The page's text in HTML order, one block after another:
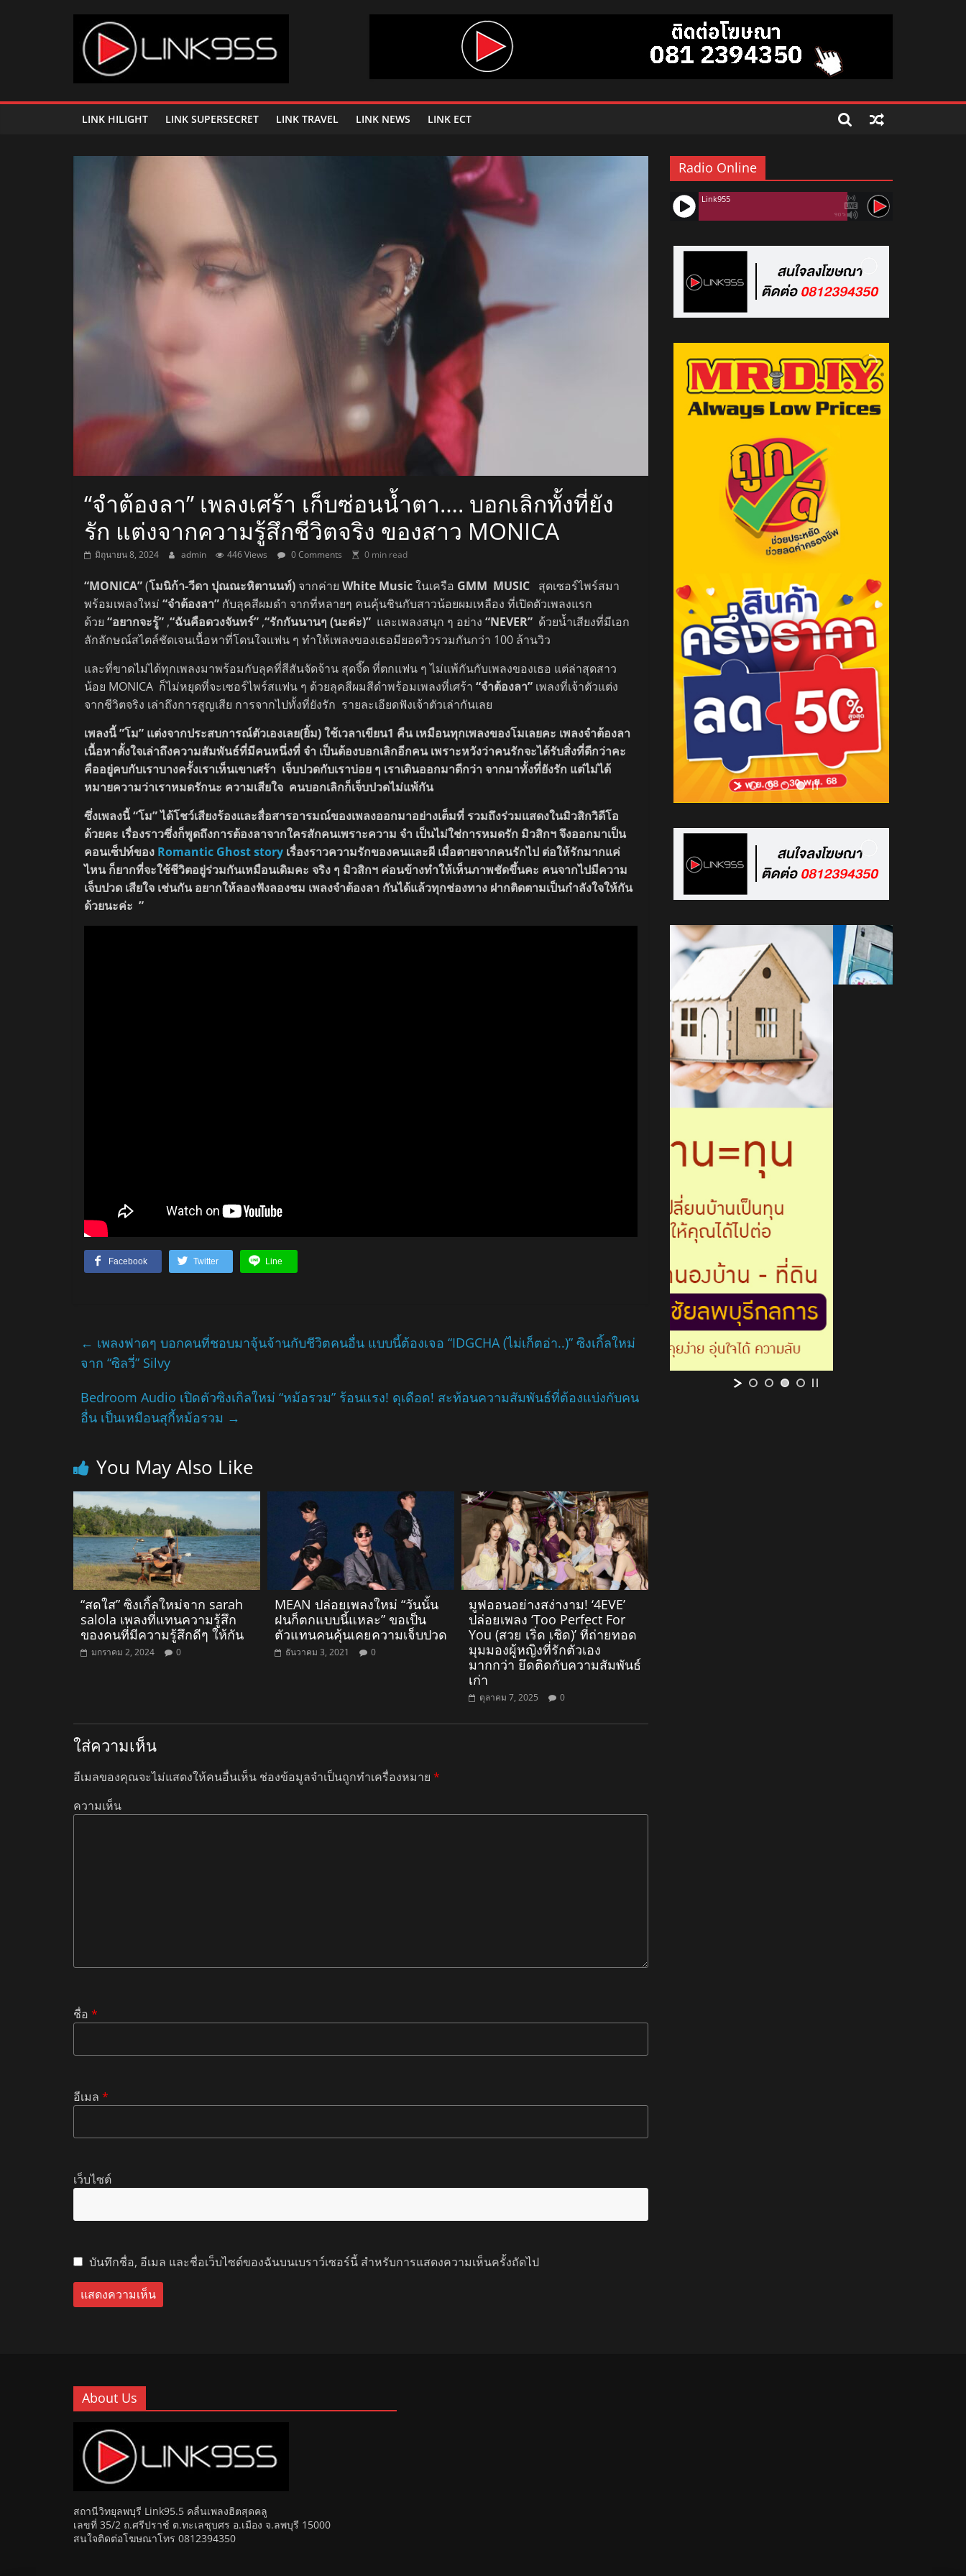
Link
95.5
คลื่น
เพลง
ฮิต
สถานี
FM
ลพบุรี
สถานี
ลพบุรี
วิทยุ
FM
ลพบุรี
LINK HILIGHT LINK SUPERSECRET LINK TRAVEL LINK NEWS LINK ECT
“จำต้องลา” เพลงเศร้า เก็บซ่อนน้ำตา…. บอกเลิกทั้งที่ยัง
รัก แต่งจากความรู้สึกชีวิตจริง ของสาว MONICA
มิถุนายน 8, 2024 admin 446 Views 0 Comments 0 min read
“MONICA”(โมนิก้า-วีดา ปุณณะหิตานนท์) จากค่าย White Musicในเครือ GMM MUSIC สุดเซอร์ไพร์สมา
พร้อมเพลงใหม่ “จำต้องลา” กับลุคสีผมดำ จากที่หลายๆ คนคุ้นชินกับสาวน้อยผมเหลือง ที่เปิดตัวเพลงแรก
ด้วย “อยากจะรู้” ,“ฉันคือดวงจันทร์” ,“รักกันนานๆ (นะค่ะ)” และเพลงสนุก ๆ อย่าง “NEVER” ด้วยน้ำเสียงที่มีเอก
ลักลักษณ์สไตล์ชัดเจนเนื้อหาที่โดนใจแฟน ๆ ทำให้เพลงของเธอมียอดวิวรวมกันกว่า 100 ล้านวิว
และที่ขาดไม่ได้ทุกเพลงมาพร้อมกับลุคที่สีสันจัดจ้าน สุดจี๊ด ที่ตกแฟน ๆ ไม่แพ้กันกับเพลงของเธอ แต่ล่าสุดสาว
น้อย MONICA ก็ไม่หยุดที่จะเซอร์ไพร์สแฟน ๆ ด้วยลุคสีผมสีดำพร้อมเพลงที่เศร้า “จำต้องลา” เพลงที่เจ้าตัวแต่ง
จากชีวิตจริง เล่าถึงการสูญเสีย การจากไปทั้งที่ยังรัก รายละเอียดฟังเจ้าตัวเล่ากันเลย
เพลงนี้ ”โม” แต่งจากประสบการณ์ตัวเองเลย(ยิ้ม) ใช้เวลาเขียน1 คืน เหมือนทุกเพลงของโมเลยคะ เพลงจำต้องลา
เนื้อหาตั้งใจเล่าถึงความสัมพันธ์ที่มีคนหนึ่งที่ จำ เป็นต้องบอกเลิกอีกคน เพราะหวังว่าคนรักจะได้รับสิ่งที่ดีกว่าคะ
คืออยู่คบกับเราบางครั้งเราเห็นเขาเศร้า เจ็บปวดกับเราบ่อย ๆ เราเดินออกมาดีกว่า จากมาทั้งที่ยังรัก แต่ไม่ได้
หมายความว่าเราหมดรักนะ ความเสียใจ คนบอกเลิกก็เจ็บปวดไม่แพ้กัน
ซึ่งเพลงนี้ “โม” ได้โชว์เสียงร้องและสื่อสารอารมณ์ของเพลงออกมาอย่างเต็มที่ รวมถึงร่วมแสดงในมิวสิกวิดีโอ
ด้วยคะ เรื่องราวซึ่งก็พูดถึงการต้องลาจากใครสักคนเพราะความ จำ เป็นไม่ใช่การหมดรัก มิวสิกฯ จึงออกมาเป็น
คอนเซ็ปท์ของ Romantic Ghost story เรื่องราวความรักของคนและผี เมื่อตายจากคนรักไป ต่อให้รักมากแค่
ไหน ก็ยากที่จะใช้ชีวิตอยู่ร่วมกันเหมือนเดิมคะ จริง ๆ มิวสิกฯ ค่อนข้างทำให้เห็นภาพชัดขึ้นคะ คนจากไปมีความ
เจ็บปวด เสียใจ เช่นกัน อยากให้ลองฟังลองชม เพลงจำต้องลา กันได้แล้วทุกช่องทาง ฝากติดตามเป็นกำลังใจให้กัน
ด้วยนะค่ะ ”
Facebook Twitter Line
← เพลงฟาดๆ บอกคนที่ชอบมาจุ้นจ้านกับชีวิตคนอื่น แบบนี้ต้องเจอ “IDGCHA (ไม่เก็ตอ่า..)” ซิงเกิ้ลใหม่
จาก “ซิลวี่” Silvy
Bedroom Audio เปิดตัวซิงเกิลใหม่ “หม้อรวม” ร้อนแรง! ดุเดือด! สะท้อนความสัมพันธ์ที่ต้องแบ่งกับคน
อื่น เป็นเหมือนสุกี้หม้อรวม →
You May Also Like
“สดใส” ซิงเกิ้ลใหม่จาก sarah
salola เพลงที่แทนความรู้สึก
ของคนที่มีความรู้สึกดีๆ ให้กัน
มกราคม 2, 2024 0
MEAN ปล่อยเพลงใหม่ “วันนั้น
ฝนก็ตกแบบนี้แหละ” ขอเป็น
ตัวแทนคนคุ้นเคยความเจ็บปวด
ธันวาคม 3, 2021 0
มูฟออนอย่างสง่างาม! ‘4EVE’
ปล่อยเพลง ‘Too Perfect For
You (สวย เริ่ด เชิด)’ ที่ถ่ายทอด
มุมมองผู้หญิงที่รักตัวเอง
มากกว่า ยึดติดกับความสัมพันธ์
เก่า
ตุลาคม 7, 2025 0
ใส่ความเห็น
อีเมลของคุณจะไม่แสดงให้คนอื่นเห็น ช่องข้อมูลจำเป็นถูกทำเครื่องหมาย *
ความเห็น
ชื่อ *
อีเมล *
เว็บไซต์
บันทึกชื่อ, อีเมล และชื่อเว็บไซต์ของฉันบนเบราว์เซอร์นี้ สำหรับการแสดงความเห็นครั้งถัดไป
Radio Online
90%
Link955
About Us
สถานีวิทยุลพบุรี Link95.5 คลื่นเพลงฮิตสุดคลู
เลขที่ 35/2 ถ.ศรีปราช์ ต.ทะเลชุบศร อ.เมือง จ.ลพบุรี 15000
สนใจติดต่อโฆษณาโทร 0812394350